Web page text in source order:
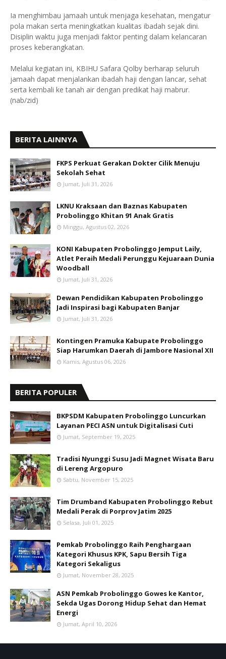
Ia menghimbau jamaah untuk menjaga kesehatan, mengatur
pola makan serta meningkatkan kualitas ibadah sejak dini.
Disiplin waktu juga menjadi faktor penting dalam kelancaran
proses keberangkatan.
Melalui kegiatan ini, KBIHU Safara Qolby berharap seluruh
jamaah dapat menjalankan ibadah haji dengan lancar, sehat
serta kembali ke tanah air dengan predikat haji mabrur.
(nab/zid)
BERITA LAINNYA
FKPS Perkuat Gerakan Dokter Cilik Menuju
Sekolah Sehat
Jumat, Juli 31, 2026
LKNU Kraksaan dan Baznas Kabupaten
Probolinggo Khitan 91 Anak Gratis
Minggu, Agustus 02, 2026
KONI Kabupaten Probolinggo Jemput Laily,
Atlet Peraih Medali Perunggu Kejuaraan Dunia
Woodball
Jumat, Juli 31, 2026
Dewan Pendidikan Kabupaten Probolinggo
Jadi Inspirasi bagi Kabupaten Banjar
Jumat, Juli 31, 2026
Kontingen Pramuka Kabupate Probolinggo
Siap Harumkan Daerah di Jambore Nasional XII
Kamis, Agustus 06, 2026
BERITA POPULER
BKPSDM Kabupaten Probolinggo Luncurkan
Layanan PECI ASN untuk Digitalisasi Cuti
Jumat, September 19, 2025
Tradisi Nyunggi Susu Jadi Magnet Wisata Baru
di Lereng Argopuro
Sabtu, November 15, 2025
Tim Drumband Kabupaten Probolinggo Rebut
Medali Perak di Porprov Jatim 2025
Selasa, Juli 01, 2025
Pemkab Probolinggo Raih Penghargaan
Kategori Khusus KPK, Sapu Bersih Tiga
Kategori Sekaligus
Jumat, November 28, 2025
ASN Pemkab Probolinggo Gowes ke Kantor,
Sekda Ugas Dorong Hidup Sehat dan Hemat
Energi
Jumat, April 10, 2026